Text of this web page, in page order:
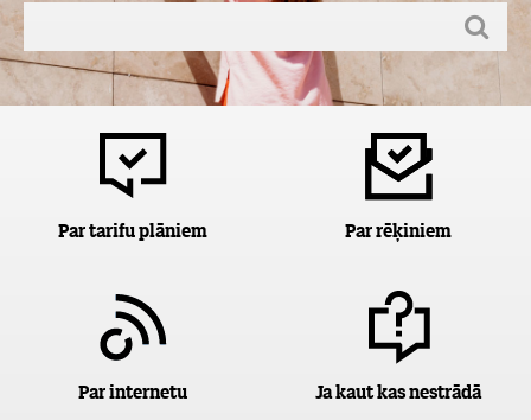
Par tarifu plāniem Par rēķiniem
Par internetu Ja kaut kas nestrādā